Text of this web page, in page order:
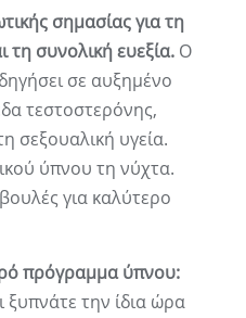
σημασίας για τη
συνολική ευεξία. Ο
σε αυξημένο
τεστοστερόνης,
σεξουαλική υγεία.
ύπνου τη νύχτα.
για καλύτερο
πρόγραμμα ύπνου:
ξυπνάτε την ίδια ώρα